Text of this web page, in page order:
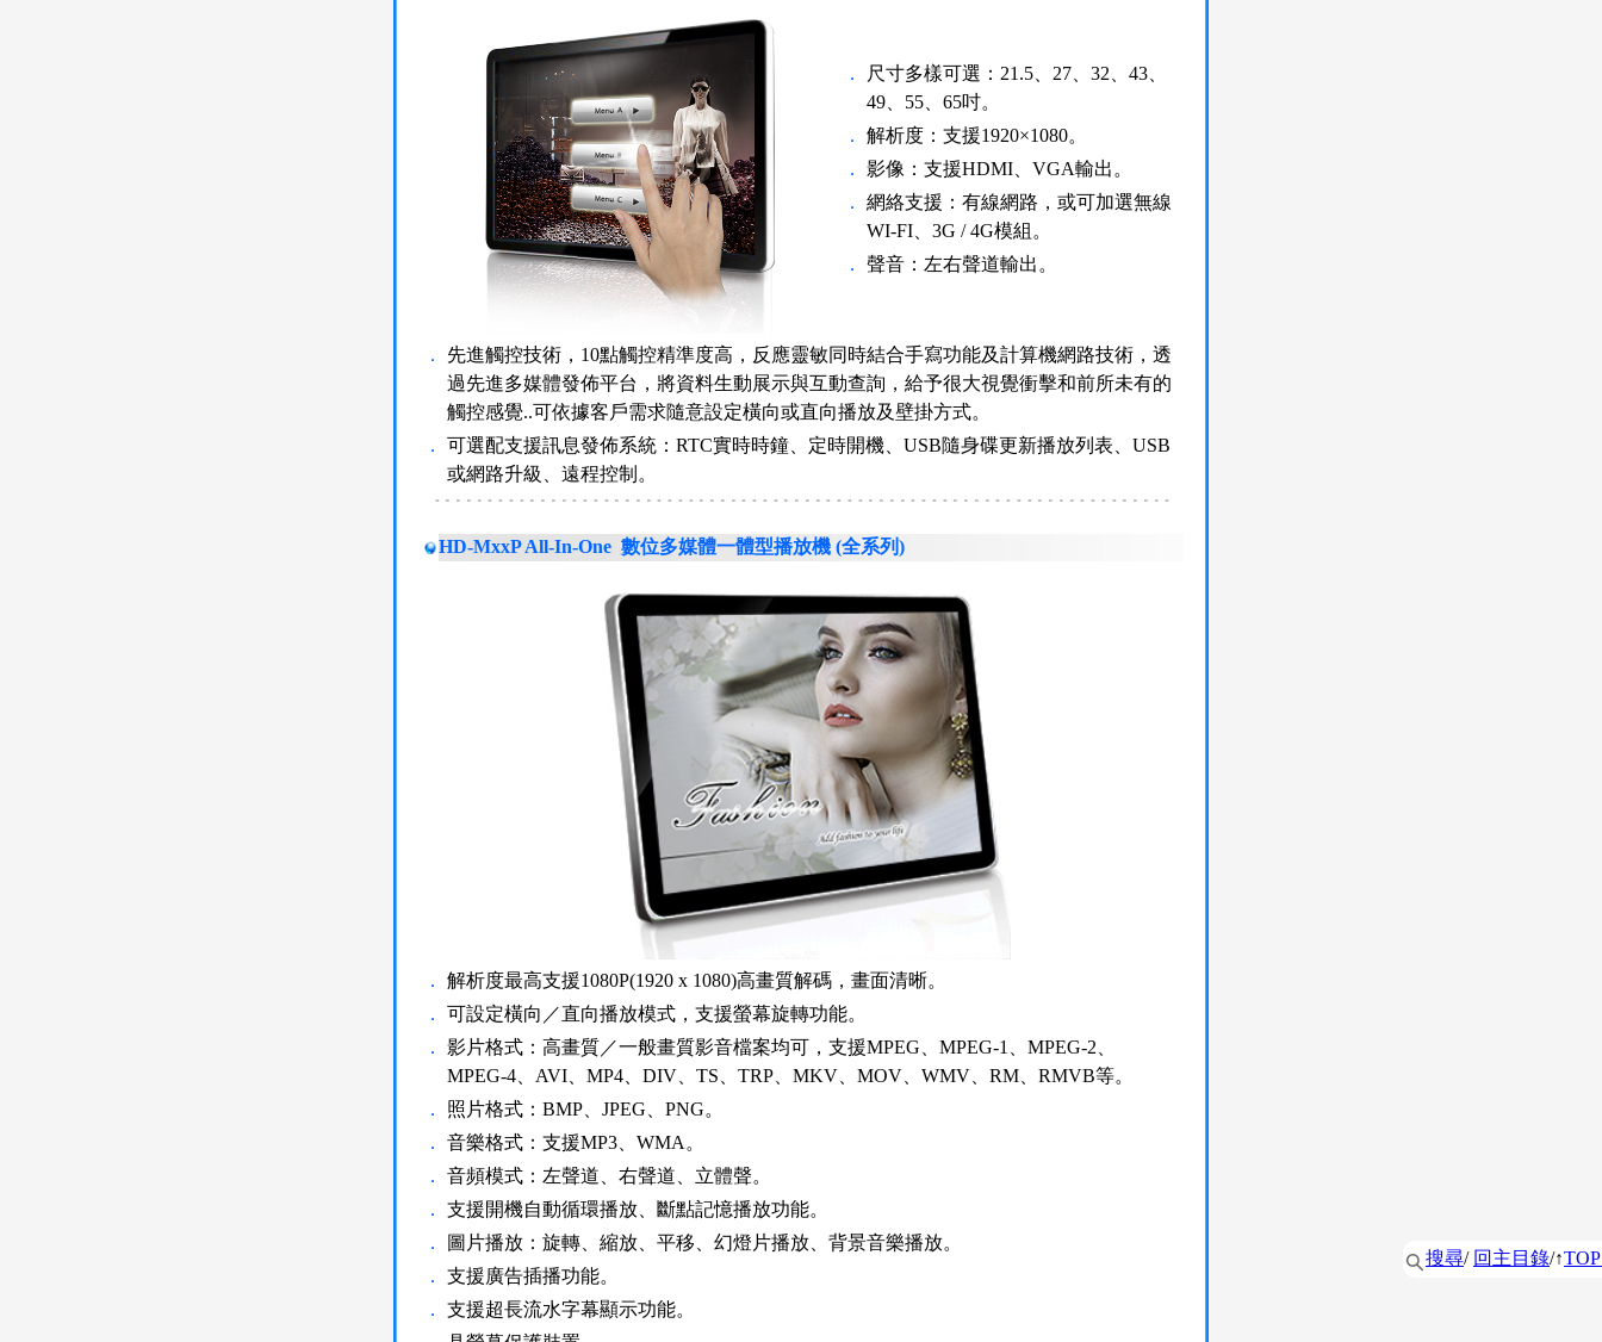
搜尋/ 回主目錄/↑
．
尺寸多樣可選：21.5、27、32、43、
49、55、65吋。
．
解析度：支援1920×1080。
．
影像：支援HDMI、VGA輸出。
．
網絡支援：有線網路，或可加選無線
WI-FI、3G / 4G模組。
．
聲音：左右聲道輸出。
．
先進觸控技術，10點觸控精準度高，反應靈敏同時結合手寫功能及計算機網路技術，透
過先進多媒體發佈平台，將資料生動展示與互動查詢，給予很大視覺衝擊和前所未有的
觸控感覺..可依據客戶需求隨意設定橫向或直向播放及壁掛方式。
．
可選配支援訊息發佈系統：RTC實時時鐘、定時開機、USB隨身碟更新播放列表、USB
或網路升級、遠程控制。
HD-MxxP All-In-One 數位多媒體一體型播放機 (全系列)
．
解析度最高支援1080P(1920 x 1080)高畫質解碼，畫面清晰。
．
可設定橫向／直向播放模式，支援螢幕旋轉功能。
．
影片格式：高畫質／一般畫質影音檔案均可，支援MPEG、MPEG-1、MPEG-2、
MPEG-4、AVI、MP4、DIV、TS、TRP、MKV、MOV、WMV、RM、RMVB等。
．
照片格式：BMP、JPEG、PNG。
．
音樂格式：支援MP3、WMA。
．
音頻模式：左聲道、右聲道、立體聲。
．
支援開機自動循環播放、斷點記憶播放功能。
．
圖片播放：旋轉、縮放、平移、幻燈片播放、背景音樂播放。
．
支援廣告插播功能。
．
支援超長流水字幕顯示功能。